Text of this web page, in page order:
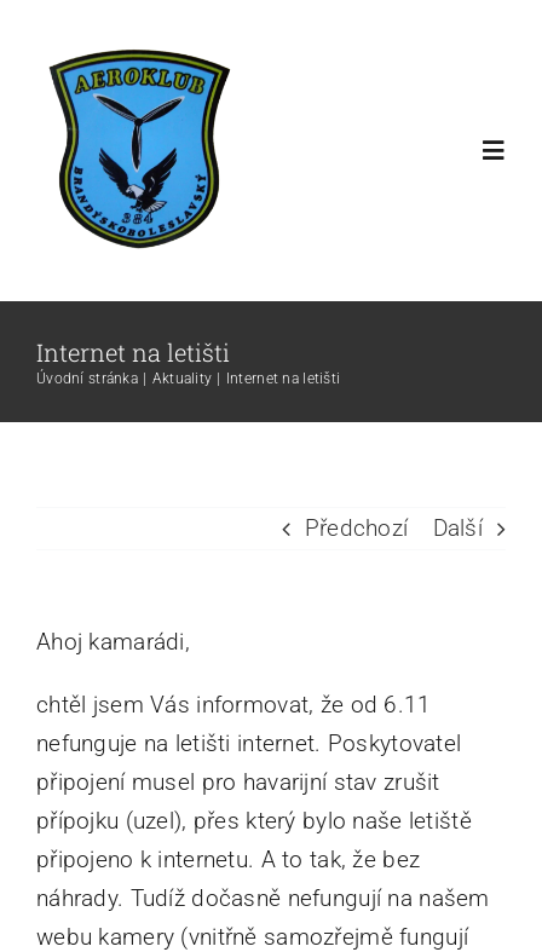
obsah
Vstup pro členy
Kontakty
Internet na letišti
Úvodní stránka Aktuality Internet na letišti
Předchozí Další
Ahoj kamarádi,
chtěl jsem Vás informovat, že od 6.11
nefunguje na letišti internet. Poskytovatel
připojení musel pro havarijní stav zrušit
přípojku (uzel), přes který bylo naše letiště
připojeno k internetu. A to tak, že bez
náhrady. Tudíž dočasně nefungují na našem
webu kamery (vnitřně samozřejmě fungují